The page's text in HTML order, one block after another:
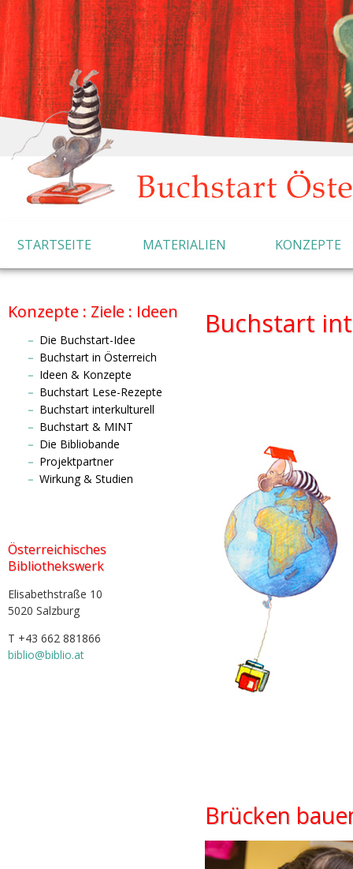
STARTSEITE MATERIALIEN KONZEPTE
Konzepte : Ziele : Ideen
Die Buchstart-Idee
Buchstart in Österreich
Ideen & Konzepte
Buchstart Lese-Rezepte
Buchstart interkulturell
Buchstart & MINT
Die Bibliobande
Projektpartner
Wirkung & Studien
Österreichisches
Bibliothekswerk
Elisabethstraße 10
5020 Salzburg
T +43 662 881866
biblio@biblio.at
Buchstart
Brücken